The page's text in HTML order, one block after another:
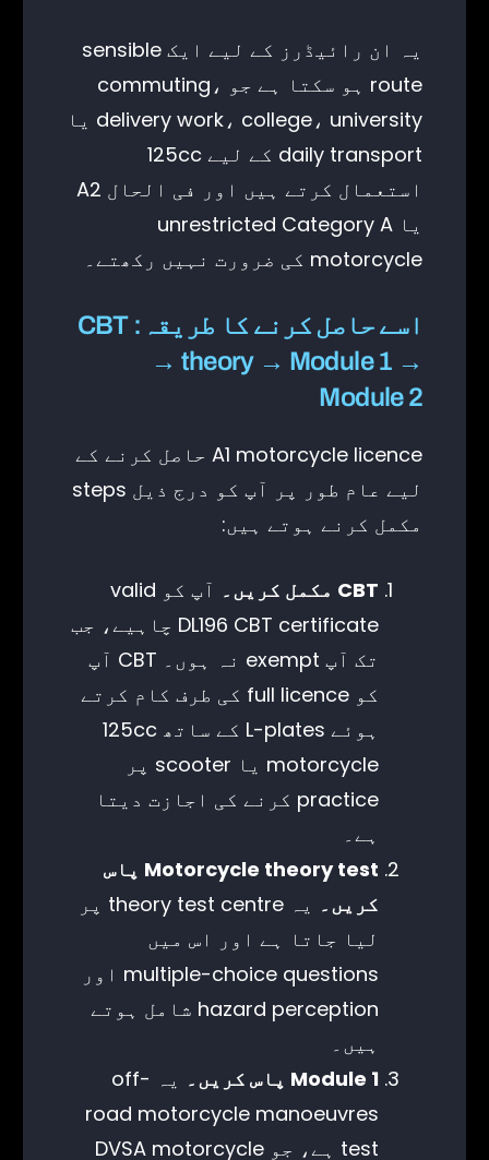
یہ ان رائیڈرز کے لیے ایک sensible
route ہو سکتا ہے جو commuting،
delivery work، college، university یا
daily transport کے لیے 125cc
استعمال کرتے ہیں اور فی الحال A2
یا unrestricted Category A
motorcycle کی ضرورت نہیں رکھتے۔
اسے حاصل کرنے کا طریقہ: CBT
→ theory → Module 1 →
Module 2
A1 motorcycle licence حاصل کرنے کے
لیے عام طور پر آپ کو درج ذیل steps
مکمل کرنے ہوتے ہیں:
CBT مکمل کریں۔
آپ کو valid
DL196 CBT certificate چاہیے، جب
تک آپ exempt نہ ہوں۔ CBT آپ
کو full licence کی طرف کام کرتے
ہوئے L-plates کے ساتھ 125cc
motorcycle یا scooter پر
practice کرنے کی اجازت دیتا
ہے۔
Motorcycle theory test پاس
کریں۔
یہ theory test centre پر
لیا جاتا ہے اور اس میں
multiple-choice questions اور
hazard perception شامل ہوتے
ہیں۔
Module 1 پاس کریں۔
یہ off-
road motorcycle manoeuvres
test ہے، جو DVSA motorcycle